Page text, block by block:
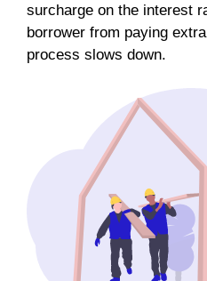
surcharge on the interest
borrower from paying
process slows down.